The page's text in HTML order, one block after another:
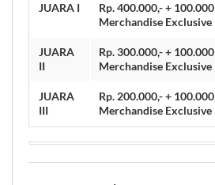
JUARA I
Rp. 400.000,- +
Merchandise Exclusive
JUARA
II
Rp. 300.000,- +
Merchandise Exclusive
JUARA
III
Rp. 200.000,- +
Merchandise Exclusive